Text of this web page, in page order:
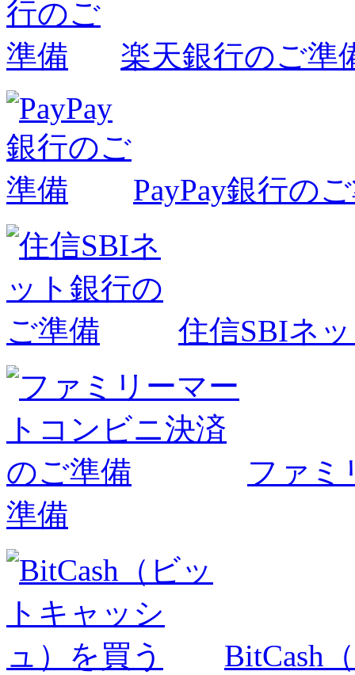
楽天銀行のご準
PayPay銀行の
住信SBIネ
ファミ
準備
BitCash